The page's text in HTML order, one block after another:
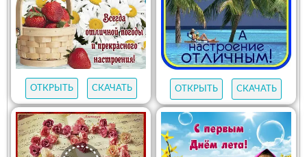
ОТКРЫТЬ СКАЧАТЬ ОТКРЫТЬ СКАЧАТЬ